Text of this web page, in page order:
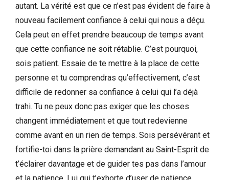
autant. La vérité est que ce n’est pas évident de faire à
nouveau facilement confiance à celui qui nous a déçu.
Cela peut en effet prendre beaucoup de temps avant
que cette confiance ne soit rétablie. C’est pourquoi,
sois patient. Essaie de te mettre à la place de cette
personne et tu comprendras qu’effectivement, c’est
difficile de redonner sa confiance à celui qui l’a déjà
trahi. Tu ne peux donc pas exiger que les choses
changent immédiatement et que tout redevienne
comme avant en un rien de temps. Sois persévérant et
fortifie-toi dans la prière demandant au Saint-Esprit de
t’éclairer davantage et de guider tes pas dans l’amour
et la patience, Lui qui t’exhorte d’user de patience